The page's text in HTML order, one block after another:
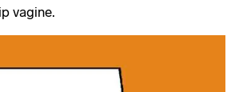
vagine.